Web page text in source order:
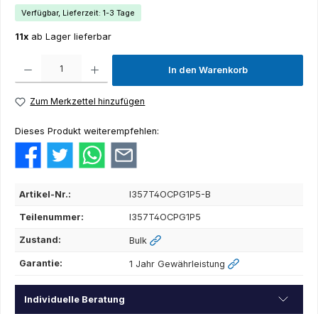
Verfügbar, Lieferzeit: 1-3 Tage
11x ab Lager lieferbar
In den Warenkorb
Zum Merkzettel hinzufügen
Dieses Produkt weiterempfehlen:
Artikel-Nr.: I357T4OCPG1P5-B
Teilenummer: I357T4OCPG1P5
Zustand: Bulk
Garantie: 1 Jahr Gewährleistung
Individuelle Beratung